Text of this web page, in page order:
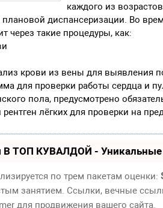
каждого из
диспансеризации. Во
через такие процедуры, как:
крови из вены для выявления
для проверки работы сердца и
пола, предусмотрено
лёгких для проверки на
В ТОП КУВАЛДОЙ - Уникальные
по трем пакетам оценки:
занятием. Ссылки, вечные
для продвижения вашего сайта.